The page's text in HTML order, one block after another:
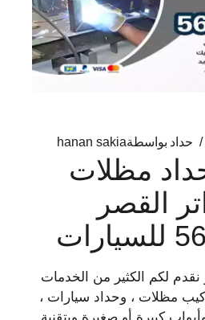
حداد بواسطةhanan sakia
مظلات
القصر
لكم الكثير من الخدمات
مظلات ، وحداد سيارات ،
كبيرة أو صغيرة وبتقنية